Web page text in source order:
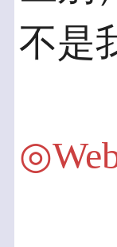
不是